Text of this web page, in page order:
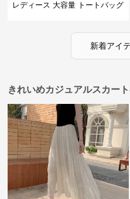
レディース 大容量 トートバッグ
新着アイ
きれいめカジュアルスカー